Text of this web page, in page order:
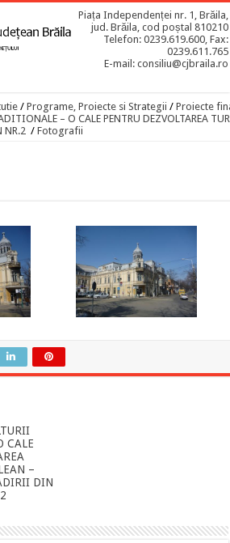
Piața Independenței nr. 1, Brăila,
jud. Brăila, cod poștal 810210
Telefon: 0239.619.600, Fax:
0239.611.765
E-mail: consiliu@cjbraila.ro
/ Programe, Proiecte si Strategii / Proiecte
– O CALE PENTRU DEZVOLTAREA
NR.2 / Fotografii
CALE
–
DIN